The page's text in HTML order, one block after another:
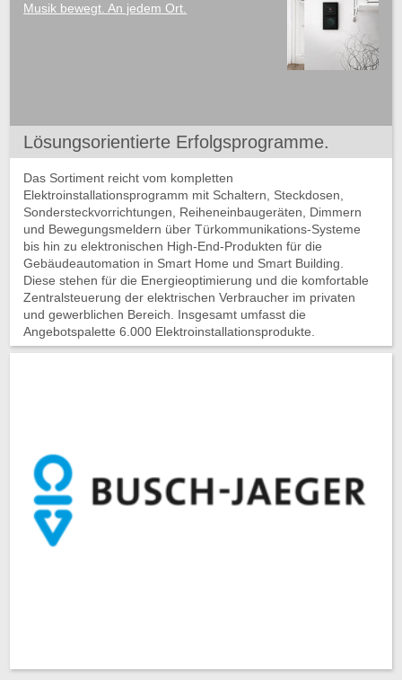
Musik bewegt. An jedem Ort.
Lösungsorientierte Erfolgsprogramme.
Das Sortiment reicht vom kompletten
Elektroinstallationsprogramm mit Schaltern, Steckdosen,
Sondersteckvorrichtungen, Reiheneinbaugeräten, Dimmern
und Bewegungsmeldern über Türkommunikations-Systeme
bis hin zu elektronischen High-End-Produkten für die
Gebäudeautomation in Smart Home und Smart Building.
Diese stehen für die Energieoptimierung und die komfortable
Zentralsteuerung der elektrischen Verbraucher im privaten
und gewerblichen Bereich. Insgesamt umfasst die
Angebotspalette 6.000 Elektroinstallationsprodukte.